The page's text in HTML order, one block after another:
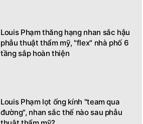
Louis Phạm thăng hạng nhan sắc hậu
phẫu thuật thẩm mỹ, "flex" nhà phố 6
tầng sắp hoàn thiện
Louis Phạm lọt ống kính "team qua
đường", nhan sắc thế nào sau phẫu